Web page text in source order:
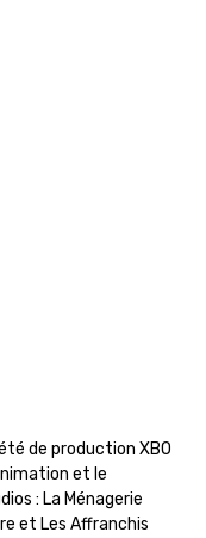
de production XBO
et le
: La Ménagerie
et Les Affranchis